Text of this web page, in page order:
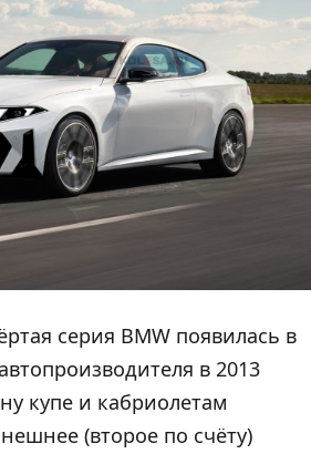
серия BMW появилась в
в 2013
купе и кабриолетам
(второе по счёту)